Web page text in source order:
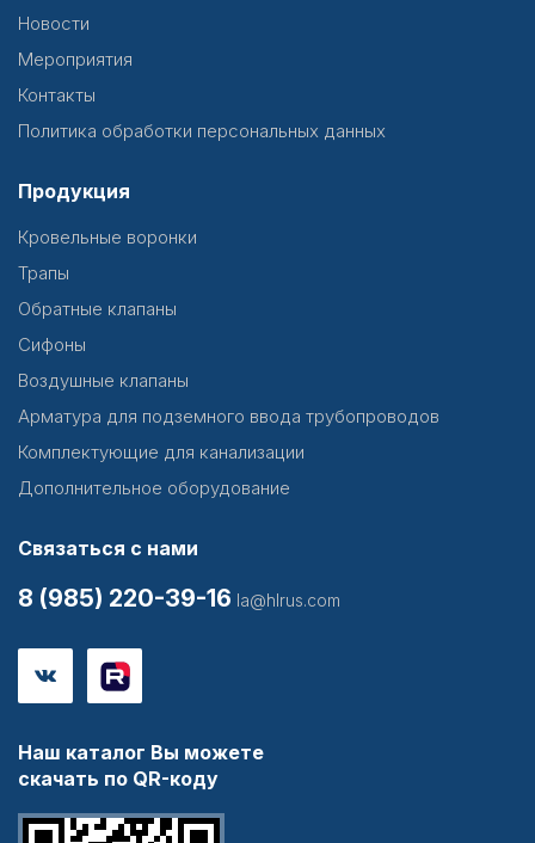
Новости
Мероприятия
Контакты
Политика обработки персональных данных
Продукция
Кровельные воронки
Трапы
Обратные клапаны
Сифоны
Воздушные клапаны
Арматура для подземного ввода трубопроводов
Комплектующие для канализации
Дополнительное оборудование
Связаться с нами
8 (985) 220-39-16 la@hlrus.com
Наш каталог Вы можете
скачать по QR-коду